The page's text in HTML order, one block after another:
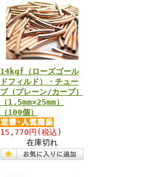
14kgf（ローズゴール
ドフィルド）・チュー
ブ（プレーン/カーブ）
（1.5mm×25mm）
（100個）
15,770円 (税込)
在庫切れ